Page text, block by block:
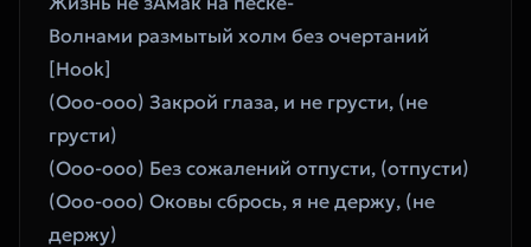
Волнами размытый холм без очертаний
[Hook]
(Ооо-ооо) Закрой глаза, и не грусти, (не
грусти)
(Ооо-ооо) Без сожалений отпусти, (отпусти)
(Ооо-ооо) Оковы сбрось, я не держу, (не
держу)